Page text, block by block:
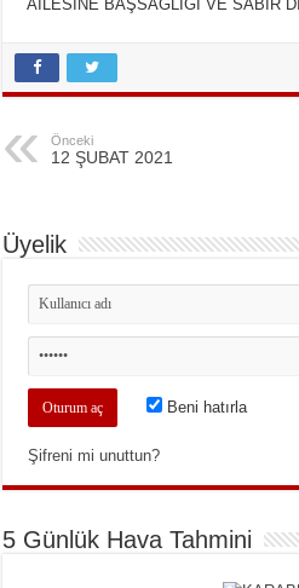
AİLESİNE BAŞSAĞLIĞI VE SABIR
Önceki
12 ŞUBAT 2021
Üyelik
Beni hatırla
Şifreni mi unuttun?
5 Günlük Hava Tahmini